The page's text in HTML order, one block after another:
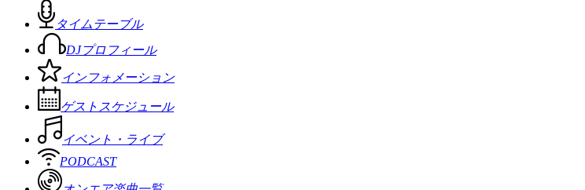
タイムテーブル
DJプロフィール
インフォメーション
ゲストスケジュール
イベント・ライブ
PODCAST